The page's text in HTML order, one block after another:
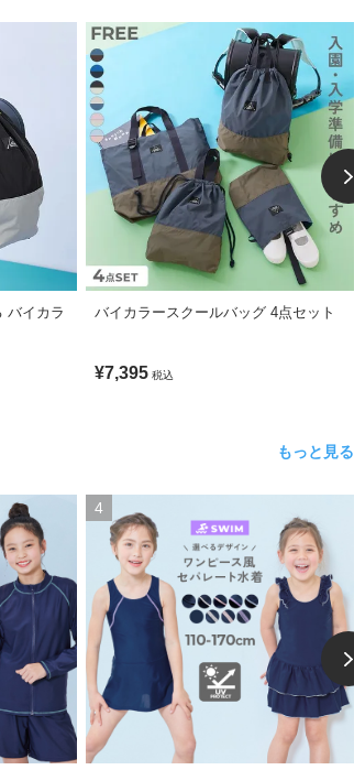
バイカラ
バイカラースクールバッグ 4点セット
¥7,395 税込
もっと見る
4